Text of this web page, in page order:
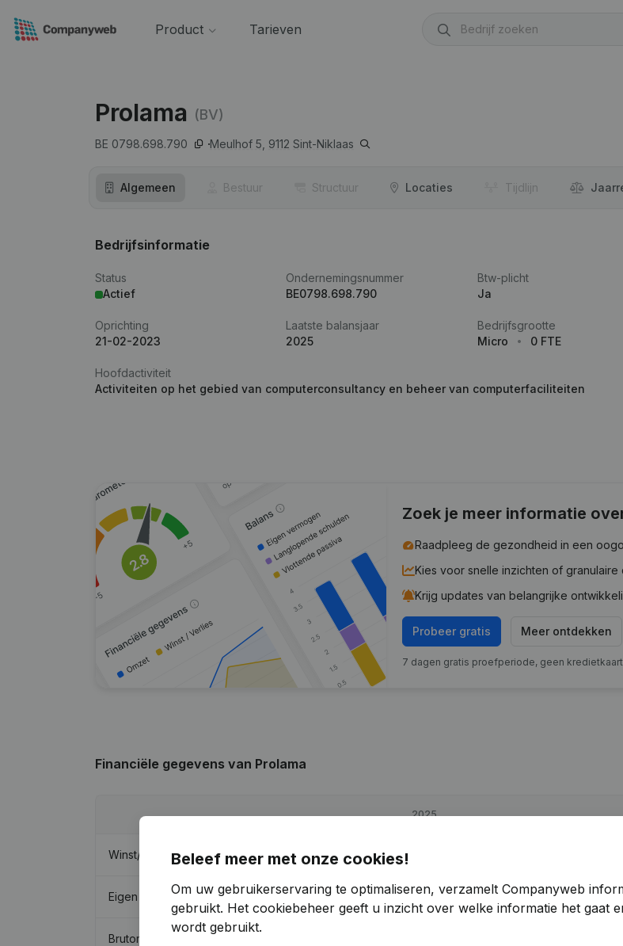
Product Tarieven
Prolama (BV)
BE 0798.698.790 Meulhof 5, 9112 Sint-Niklaas
Algemeen Bestuur Structuur Locaties Tijdlijn
Bedrijfsinformatie
Status
Actief
Ondernemingsnummer
BE0798.698.790
Btw-plicht
Ja
Oprichting
21-02-2023
Laatste balansjaar
2025
Bedrijfsgrootte
Micro
0 FTE
Hoofdactiviteit
Activiteiten op het gebied van computerconsultancy en beheer van computerfaciliteiten
Zoek je meer informatie
Raadpleeg de gezondheid in een
Kies voor snelle inzichten of granulaire
Krijg updates van belangrijke
Probeer gratis Meer ontdekken
7 dagen gratis proefperiode, geen
Financiële gegevens van Prolama
2025
Winst/Verlies €49.609
Eigen vermogen €5.000 -90,61%
Brutomarge
Beleef meer met onze cookies!
Om uw gebruikerservaring te optimaliseren, verzamelt Companyweb
gebruikt. Het cookiebeheer geeft u inzicht over welke informatie het gaat
wordt gebruikt.